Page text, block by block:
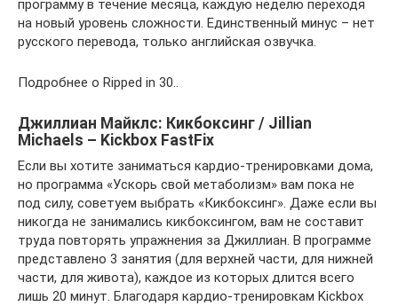
программу в течение месяца, каждую неделю переходя
на новый уровень сложности. Единственный минус – нет
русского перевода, только английская озвучка.
Подробнее о Ripped in 30..
Джиллиан Майклс: Кикбоксинг / Jillian
Michaels – Kickbox FastFix
Если вы хотите заниматься кардио-тренировками дома,
но программа «Ускорь свой метаболизм» вам пока не
под силу, советуем выбрать «Кикбоксинг». Даже если вы
никогда не занимались кикбоксингом, вам не составит
труда повторять упражнения за Джиллиан. В программе
представлено 3 занятия (для верхней части, для нижней
части, для живота), каждое из которых длится всего
лишь 20 минут. Благодаря кардио-тренировкам Kickbox